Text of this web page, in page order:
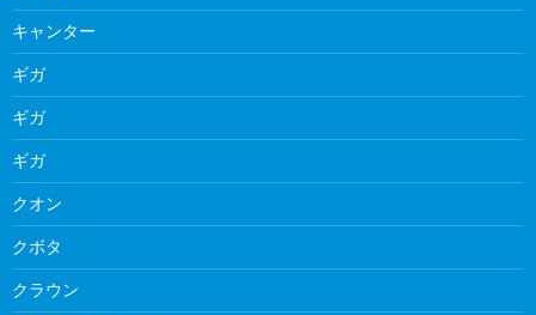
キャンター
ギガ
ギガ
ギガ
クオン
クボタ
クラウン